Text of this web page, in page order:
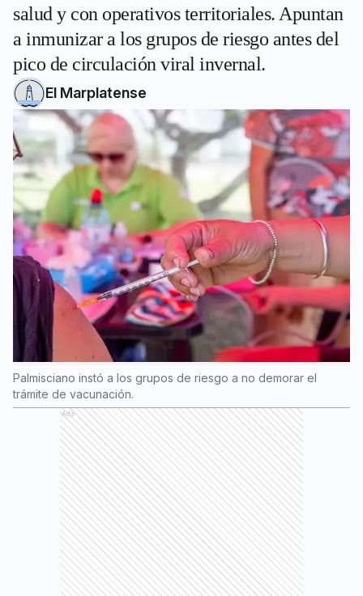
salud y con operativos territoriales. Apuntan
a inmunizar a los grupos de riesgo antes del
pico de circulación viral invernal.
El Marplatense
Palmisciano instó a los grupos de riesgo a no demorar el
trámite de vacunación.
Ads